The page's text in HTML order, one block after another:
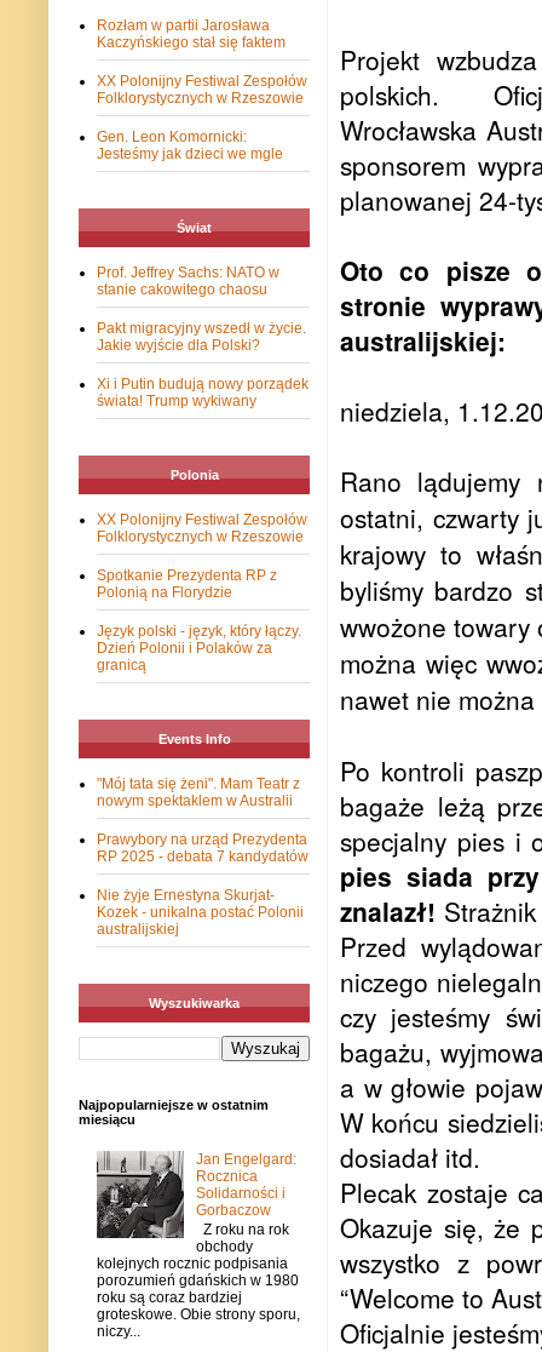
Projekt
polskich.
Wrocławska
sponsorem
planowanej 24-
Oto co pisze
stronie
australijskiej:
niedziela,
Rano
ostatni, czwarty
krajowy to
byliśmy bardzo
wwożone towary
można więc
nawet nie
Po kontroli
bagaże leżą
specjalny pies i
pies siada
znalazł!
Przed
niczego
czy jesteśmy
bagażu,
a w głowie
W końcu
dosiadał itd.
Plecak zostaje
Okazuje się, że
wszystko z
“Welcome to
Oficjalnie
Rozłam w partii Jarosława
Kaczyńskiego stał się faktem
XX Polonijny Festiwal Zespołów
Folklorystycznych w Rzeszowie
Gen. Leon Komornicki:
Jesteśmy jak dzieci we mgle
Świat
Prof. Jeffrey Sachs: NATO w
stanie cakowitego chaosu
Pakt migracyjny wszedł w życie.
Jakie wyjście dla Polski?
Xi i Putin budują nowy porządek
świata! Trump wykiwany
Polonia
XX Polonijny Festiwal Zespołów
Folklorystycznych w Rzeszowie
Spotkanie Prezydenta RP z
Polonią na Florydzie
Język polski - język, który łączy.
Dzień Polonii i Polaków za
granicą
Events Info
"Mój tata się żeni". Mam Teatr z
nowym spektaklem w Australii
Prawybory na urząd Prezydenta
RP 2025 - debata 7 kandydatów
Nie żyje Ernestyna Skurjat-
Kozek - unikalna postać Polonii
australijskiej
Wyszukiwarka
Najpopularniejsze w ostatnim
miesiącu
Jan Engelgard:
Rocznica
Solidarności i
Gorbaczow
Z roku na rok
obchody
kolejnych rocznic podpisania
porozumień gdańskich w 1980
roku są coraz bardziej
groteskowe. Obie strony sporu,
niczy...